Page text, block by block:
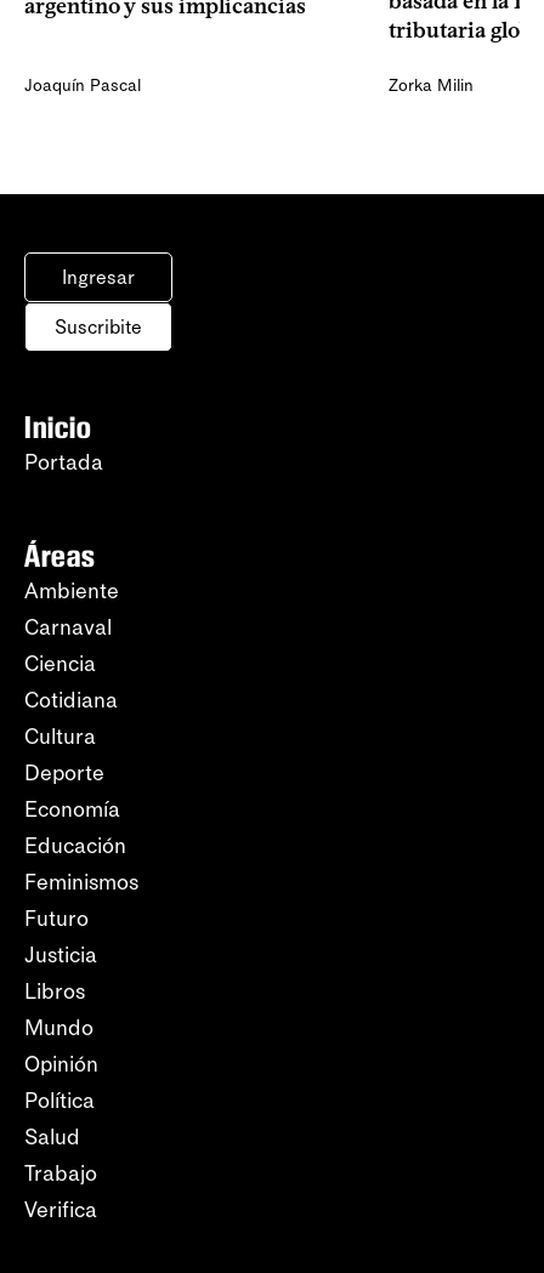
argentino y sus implicancias
Joaquín Pascal
tributaria
Zorka Milin
Ingresar
Suscribite
Inicio
Portada
Áreas
Ambiente
Carnaval
Ciencia
Cotidiana
Cultura
Deporte
Economía
Educación
Feminismos
Futuro
Justicia
Libros
Mundo
Opinión
Política
Salud
Trabajo
Verifica